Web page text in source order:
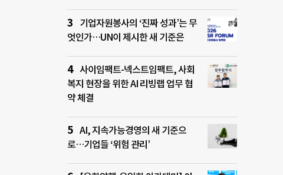
기업자원봉사의 ‘진짜 성과’는 무
엇인가…UN이 제시한 새 기준은
사이임팩트-넥스트임팩트, 사회
복지 현장을 위한 AI 리빙랩 업무 협
약 체결
AI, 지속가능경영의 새 기준으
로…기업들 ‘위험 관리’